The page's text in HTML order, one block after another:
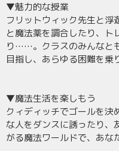
▼魅力的な授業
フリットウィック先生と浮
と魔法薬を調合したり、ト
り……。クラスのみんなと
目指し、あらゆる困難を乗
▼魔法生活を楽しもう
クィディッチでゴールを決
な人をダンスに誘ったり
がる魔法ワールドで、あな